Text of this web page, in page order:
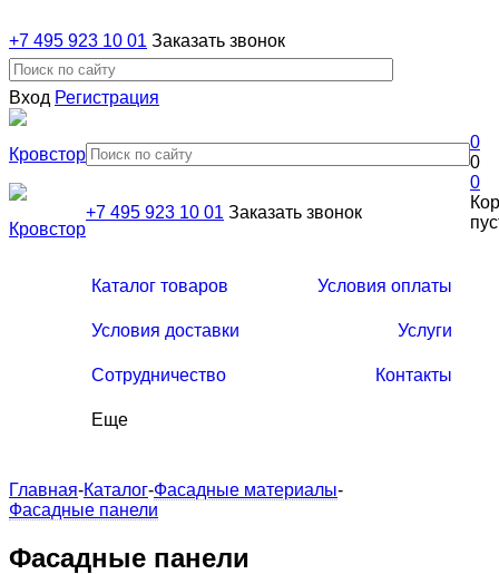
+7 495 923 10 01 Заказать звонок
Вход Регистрация
+7 495 923 10 01 Заказать звонок
0
0
0
Каталог товаров Условия оплаты
Условия доставки Услуги
Сотрудничество Контакты
Еще
Главная-Каталог-Фасадные материалы-
Фасадные панели
Фасадные панели